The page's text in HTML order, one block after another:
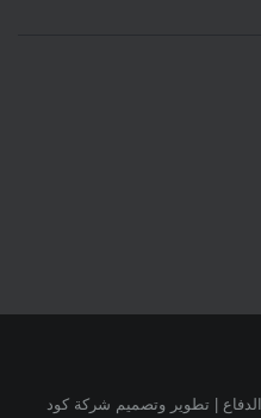
| تطوير وتصميم شركة كود